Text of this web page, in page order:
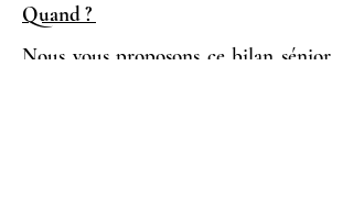
Quand ?
Nous vous proposons ce bilan sénior